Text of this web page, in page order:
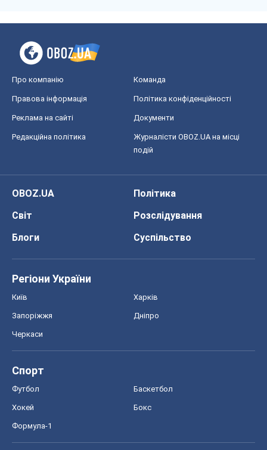
Про компанію Команда
Правова інформація Політика конфіденційності
Реклама на сайті Документи
Редакційна політика
Журналісти OBOZ.UA на місці
подій
OBOZ.UA
Політика
Світ
Розслідування
Блоги
Суспільство
Регіони України
Київ Харків
Запоріжжя Дніпро
Черкаси
Спорт
Футбол Баскетбол
Хокей Бокс
Формула-1